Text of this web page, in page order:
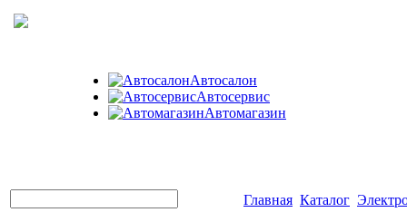
Автосалон
Автосервис
Автомагазин
Главная Каталог